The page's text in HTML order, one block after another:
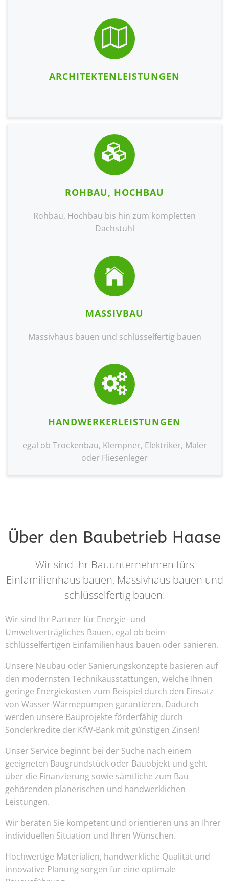
ARCHITEKTENLEISTUNGEN
ROHBAU, HOCHBAU
Rohbau, Hochbau bis hin zum kompletten
Dachstuhl
MASSIVBAU
Massivhaus bauen und schlüsselfertig bauen
HANDWERKERLEISTUNGEN
egal ob Trockenbau, Klempner, Elektriker, Maler
oder Fliesenleger
Über den Baubetrieb Haase
Wir sind Ihr Bauunternehmen fürs
Einfamilienhaus bauen, Massivhaus bauen und
schlüsselfertig bauen!
Wir sind Ihr Partner für Energie- und
Umweltverträgliches Bauen, egal ob beim
schlüsselfertigen Einfamilienhaus bauen oder sanieren.
Unsere Neubau oder Sanierungskonzepte basieren auf
den modernsten Technikausstattungen, welche Ihnen
geringe Energiekosten zum Beispiel durch den Einsatz
von Wasser-Wärmepumpen garantieren. Dadurch
werden unsere Bauprojekte förderfähig durch
Sonderkredite der KfW-Bank mit günstigen Zinsen!
Unser Service beginnt bei der Suche nach einem
geeigneten Baugrundstück oder Bauobjekt und geht
über die Finanzierung sowie sämtliche zum Bau
gehörenden planerischen und handwerklichen
Leistungen.
Wir beraten Sie kompetent und orientieren uns an Ihrer
individuellen Situation und Ihren Wünschen.
Hochwertige Materialien, handwerkliche Qualität und
innovative Planung sorgen für eine optimale